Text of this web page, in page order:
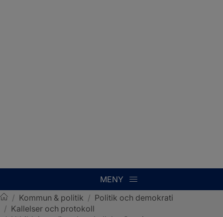
MENY
Sotenäs kommun
/ Kommun & politik / Politik och demokrati
/ Kallelser och protokoll